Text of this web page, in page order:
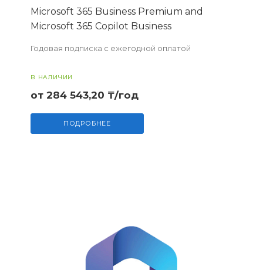
Microsoft 365 Business Premium and
Microsoft 365 Copilot Business
Годовая подписка с ежегодной оплатой
В НАЛИЧИИ
от 284 543,20 ₸/год
ПОДРОБНЕЕ